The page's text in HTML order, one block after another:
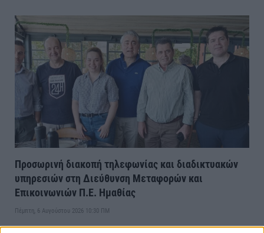
Προσωρινή διακοπή τηλεφωνίας και διαδικτυακών
υπηρεσιών στη Διεύθυνση Μεταφορών και
Επικοινωνιών Π.Ε. Ημαθίας
Πέμπτη, 6 Αυγούστου 2026 10:30 ΠΜ